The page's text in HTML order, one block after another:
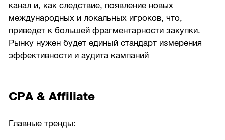
канал и, как следствие, появление новых
международных и локальных игроков, что,
приведет к большей фрагментарности закупки.
Рынку нужен будет единый стандарт измерения
эффективности и аудита кампаний
CPA & Affiliate
Главные тренды: